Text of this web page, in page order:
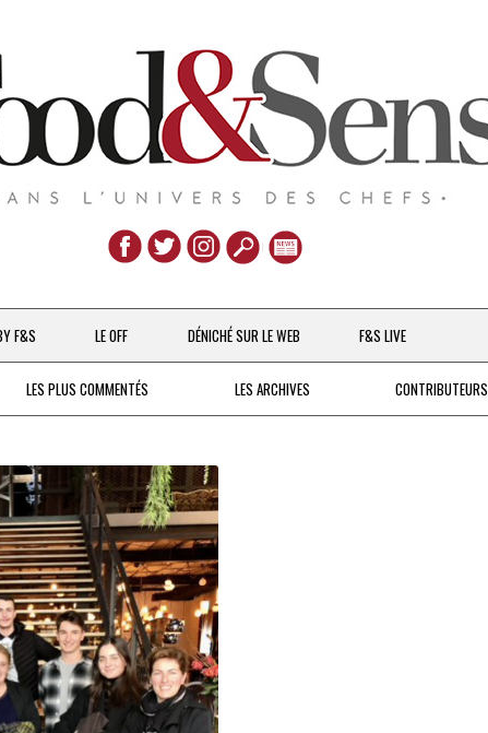
Aller
au
contenu
F&S
CHEFS & ACTUALITÉS
À LA PETITE CUILLÈRE
DESTIN DE FEMME
V…DE VOYAGE
LE OFF DÉNICHÉ SUR LE WEB F&S LIVE
LES PLUS COMMENTÉS LES ARCHIVES CONTRIBUTEURS